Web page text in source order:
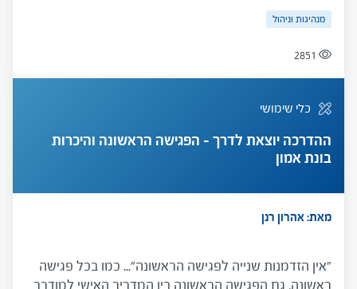
מנהיגות וניהול
2851
כלי שימושי
ההדרכה יוצאת לדרך – הפגישה הראשונה והיכרות
בונת אמון
מאת: אהרון רנן
"אין הזדמנות שנייה לפגישה הראשונה"... כמו בכל פגישה
ראשונה, גם הפגישה הראשונה בין המדריך האישי למודרך